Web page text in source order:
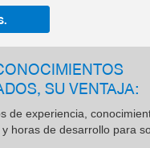
SU VENTAJA:
de experiencia,
horas de desarrollo para